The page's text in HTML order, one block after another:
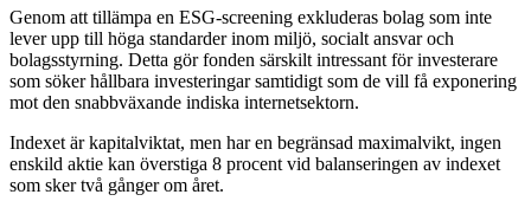
Genom att tillämpa en ESG-screening exkluderas bolag som inte
lever upp till höga standarder inom miljö, socialt ansvar och
bolagsstyrning. Detta gör fonden särskilt intressant för investerare
som söker hållbara investeringar samtidigt som de vill få exponering
mot den snabbväxande indiska internetsektorn.
Indexet är kapitalviktat, men har en begränsad maximalvikt, ingen
enskild aktie kan överstiga 8 procent vid balanseringen av indexet
som sker två gånger om året.